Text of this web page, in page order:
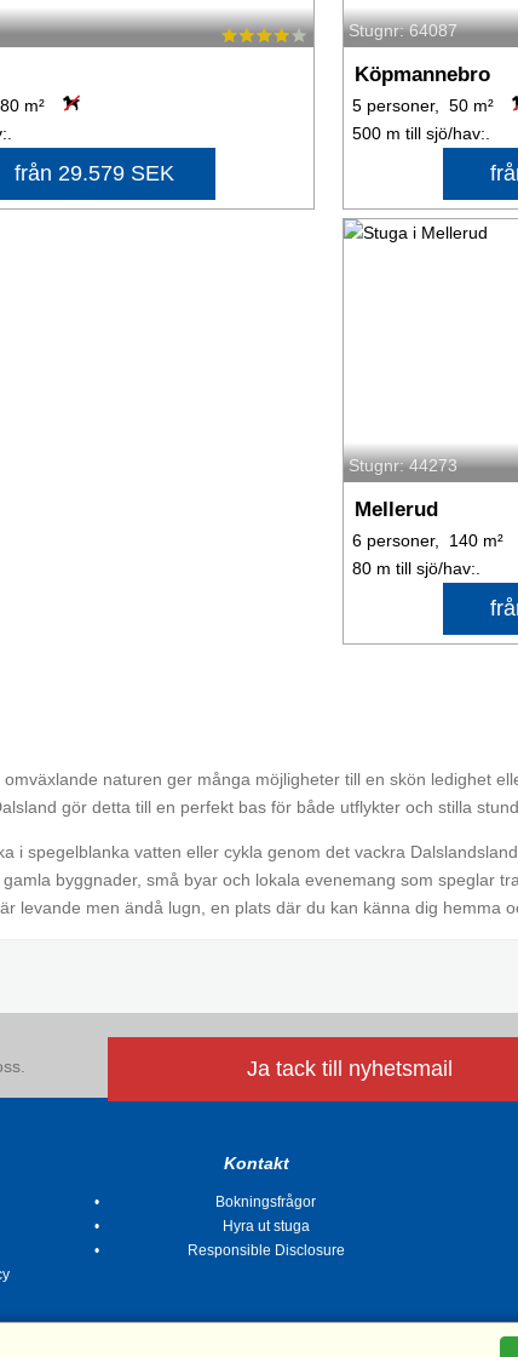
m²
från 29.579 SEK
Stugnr: 64087
Köpmannebro
5 personer, 50 m²
500 m till sjö/hav:.
Stugnr: 44273
Mellerud
6 personer, 140 m²
80 m till sjö/hav:.
naturen ger många möjligheter till en skön ledighet
gör detta till en perfekt bas för både utflykter och stilla
i spegelblanka vatten eller cykla genom det vackra
byggnader, små byar och lokala evenemang som speglar
levande men ändå lugn, en plats där du kan känna dig hemma
Ja tack till nyhetsmail
Kontakt
Bokningsfrågor
Hyra ut stuga
Responsible Disclosure